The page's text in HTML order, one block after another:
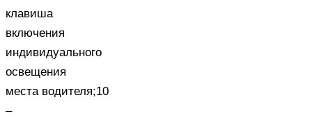
клавиша
включения
индивидуального
освещения
места водителя;10
–